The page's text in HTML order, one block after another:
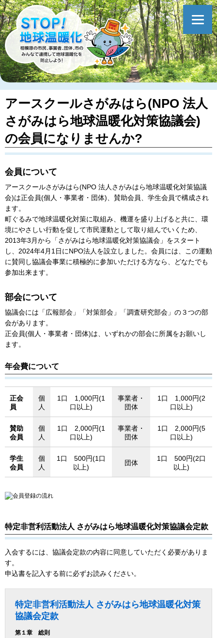
アースクールさがみはら(NPO 法人
さがみはら地球温暖化対策協議会)
の会員になりませんか?
会員について
アースクールさがみはら(NPO 法人さがみはら地球温暖化対策協議
会)は正会員(個人・事業者・団体)、賛助会員、学生会員で構成され
ます。
町ぐるみで地球温暖化対策に取組み、機運を盛り上げると共に、環
境にやさしい行動を促して市民運動として取り組んでいくため、
2013年3月から「さがみはら地球温暖化対策協議会」をスタート
し、2024年4月1日にNPO法人を設立しました。会員には、この運動
に賛同し協議会事業に積極的に参加いただける方なら、どなたでも
参加出来ます。
部会について
協議会には「広報部会」「対策部会」「調査研究部会」の３つの部
会があります。
正会員(個人・事業者・団体)は、いずれかの部会に所属をお願いし
ます。
年会費について
正会
員
個
人
1口 1,000円(1
口以上)
事業者・
団体
1口 1,000円(2
口以上)
賛助
会員
個
人
1口 2,000円(1
口以上)
事業者・
団体
1口 2,000円(5
口以上)
学生
会員
個
人
1口 500円(1口
以上)
団体
1口 500円(2口
以上)
特定非営利活動法人 さがみはら地球温暖化対策協議会定款
入会するには、協議会定款の内容に同意していただく必要がありま
す。
申込書を記入する前に必ずお読みください。
特定非営利活動法人 さがみはら地球温暖化対策
協議会定款
第１章 総則